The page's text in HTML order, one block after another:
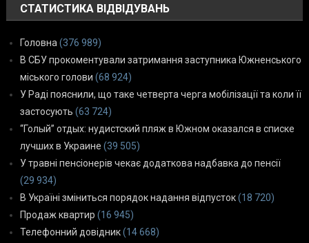
СТАТИСТИКА ВІДВІДУВАНЬ
Головна(376 989)
В СБУ прокоментували затримання заступника Южненського
міського голови (68 924)
У Раді пояснили, що таке четверта черга мобілізації та коли її
застосують (63 724)
“Голый” отдых: нудистский пляж в Южном оказался в списке
лучших в Украине (39 505)
У травні пенсіонерів чекає додаткова надбавка до пенсії
(29 934)
В Україні зміниться порядок надання відпусток(18 720)
Продаж квартир (16 945)
Телефонний довідник(14 668)